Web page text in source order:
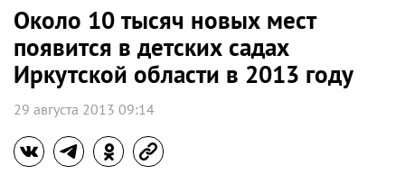
Около 10 тысяч новых мест
появится в детских садах
Иркутской области в 2013 году
29 августа 2013 09:14